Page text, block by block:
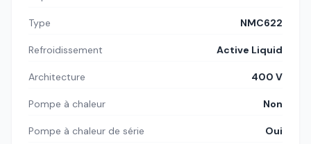
Type NMC622
Refroidissement Active Liquid
Architecture 400 V
Pompe à chaleur Non
Pompe à chaleur de série Oui